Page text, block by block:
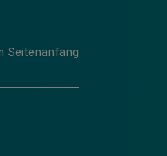
Innovativ &
Seitenanfang